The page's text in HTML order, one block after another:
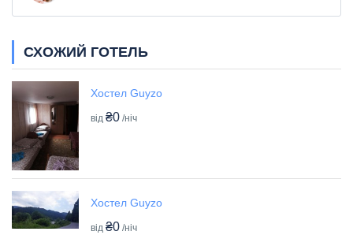
СХОЖИЙ ГОТЕЛЬ
Хостел Guyzo
від ₴0 /ніч
Хостел Guyzo
від ₴0 /ніч